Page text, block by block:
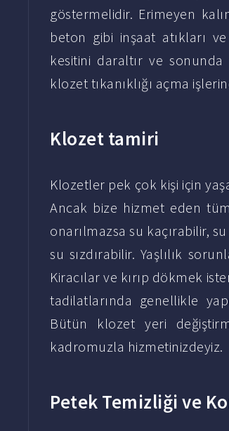
göstermelidir. Erimeyen
beton gibi inşaat atıkları
kesitini daraltır ve
klozet tıkanıklığı açma
Klozet tamiri
Klozetler pek çok kişi için
Ancak bize hizmet eden
onarılmazsa su kaçırabilir,
su sızdırabilir. Yaşlılık
Kiracılar ve kırıp dökmek
tadilatlarında genellikle
Bütün klozet yeri
kadromuzla hizmetinizdeyiz.
Petek Temizliği ve